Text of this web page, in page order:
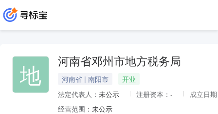
地 河南省邓州市地方税务局
河南省 | 南阳市
开业
法定代表人： 未公示 注册资本： -
成立日
经营范围： 未公示